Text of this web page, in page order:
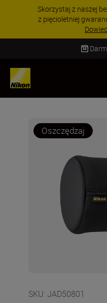
Skorzystaj z naszej
z pięcioletniej
Oszczędzaj
SKU: JAD50801